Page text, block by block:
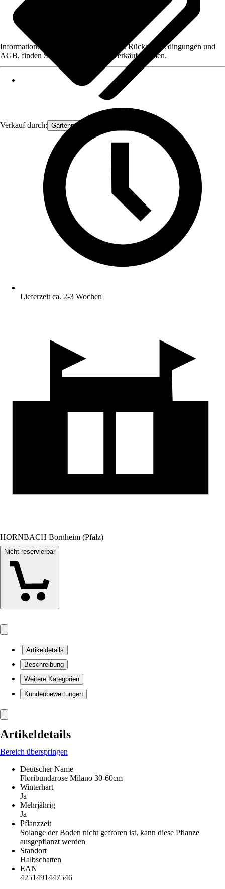
Verkauf durch: Gartenpflanzen Ammerland
Informationen des Verkäufers, wie z. B. Rückgabebedingungen und
AGB, finden Sie bei Klick auf den Verkäufernamen.
Lieferzeit ca. 2-3 Wochen
HORNBACH Bornheim (Pfalz)
Nicht reservierbar
Artikeldetails
Beschreibung
Weitere Kategorien
Kundenbewertungen
Artikeldetails
Bereich überspringen
Deutscher Name
Floribundarose Milano 30-60cm
Winterhart
Ja
Mehrjährig
Ja
Pflanzzeit
Solange der Boden nicht gefroren ist, kann diese Pflanze
ausgepflanzt werden
Standort
Halbschatten
EAN
4251491447546